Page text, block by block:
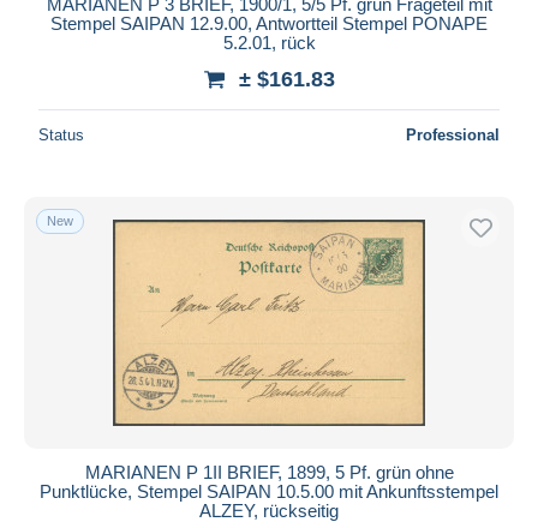
Stempel SAIPAN 12.9.00, Antwortteil Stempel PONAPE
5.2.01, rück
± $161.83
Status Professional
New
MARIANEN P 1II BRIEF, 1899, 5 Pf. grün ohne
Punktlücke, Stempel SAIPAN 10.5.00 mit Ankunftsstempel
ALZEY, rückseitig